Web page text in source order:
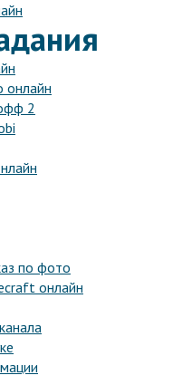
онлайн
2
по фото
онлайн